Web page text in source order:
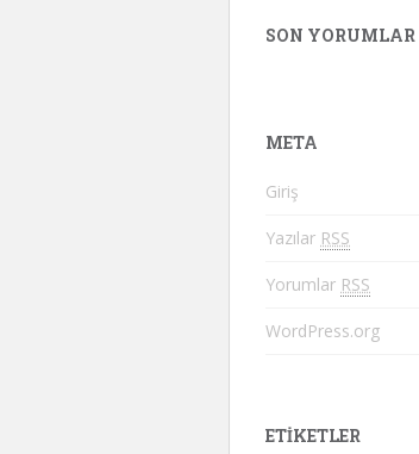
SON YORUMLAR
META
Giriş
Yazılar RSS
Yorumlar RSS
WordPress.org
ETIKETLER